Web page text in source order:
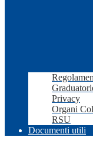
Privacy
Organi
RSU
Documenti utili